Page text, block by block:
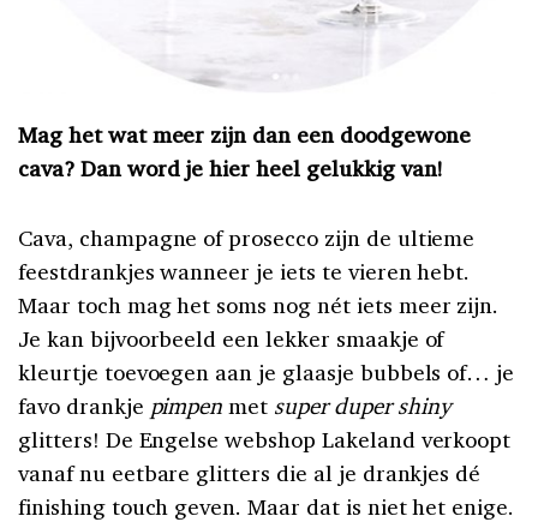
Mag het wat meer zijn dan een doodgewone
cava? Dan word je hier heel gelukkig van!
Cava, champagne of prosecco zijn de ultieme
feestdrankjes wanneer je iets te vieren hebt.
Maar toch mag het soms nog nét iets meer zijn.
Je kan bijvoorbeeld een lekker smaakje of
kleurtje toevoegen aan je glaasje bubbels of… je
favo drankje pimpen met super duper shiny
glitters! De Engelse webshop Lakeland verkoopt
vanaf nu eetbare glitters die al je drankjes dé
finishing touch geven. Maar dat is niet het enige.